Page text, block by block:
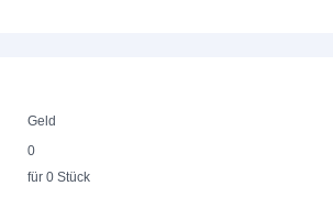
Geld
0
für 0 Stück